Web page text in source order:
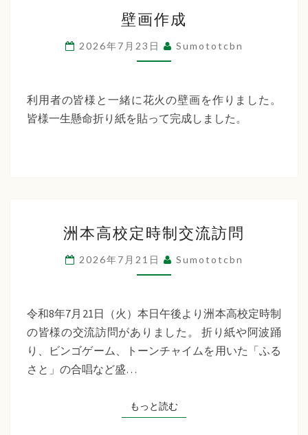
ー
ン
画
作
成
壁画作成
2026年7月23日 Sumototcbn
利用者の皆様と一緒に花火の壁画を作りました。
皆様一生懸命折り紙を貼って完成しました。
本
高
校
時
制
交
問
洲本高校定時制交流訪問
2026年7月21日 Sumototcbn
令和8年7月21日（火）本日午後より洲本高校定時制
の皆様の交流訪問がありました。 折り紙や阿波踊
り、ビンゴゲーム、トーンチャイムを用いた「ふる
さと」の合唱など盛…
もっと読むもっと読む